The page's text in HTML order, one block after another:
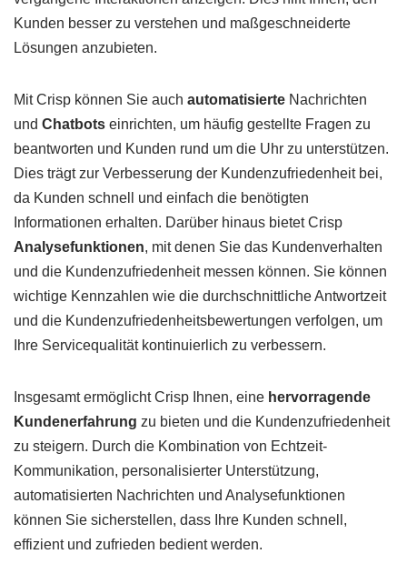
Kunden besser zu verstehen und maßgeschneiderte
Lösungen anzubieten.
Mit Crisp können Sie auch automatisierte Nachrichten
und Chatbots einrichten, um häufig gestellte Fragen zu
beantworten und Kunden rund um die Uhr zu unterstützen.
Dies trägt zur Verbesserung der Kundenzufriedenheit bei,
da Kunden schnell und einfach die benötigten
Informationen erhalten. Darüber hinaus bietet Crisp
Analysefunktionen, mit denen Sie das Kundenverhalten
und die Kundenzufriedenheit messen können. Sie können
wichtige Kennzahlen wie die durchschnittliche Antwortzeit
und die Kundenzufriedenheitsbewertungen verfolgen, um
Ihre Servicequalität kontinuierlich zu verbessern.
Insgesamt ermöglicht Crisp Ihnen, eine hervorragende
Kundenerfahrung zu bieten und die Kundenzufriedenheit
zu steigern. Durch die Kombination von Echtzeit-
Kommunikation, personalisierter Unterstützung,
automatisierten Nachrichten und Analysefunktionen
können Sie sicherstellen, dass Ihre Kunden schnell,
effizient und zufrieden bedient werden.